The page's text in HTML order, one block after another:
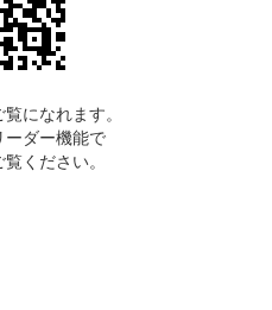
になれます。
ダー機能で
ください。